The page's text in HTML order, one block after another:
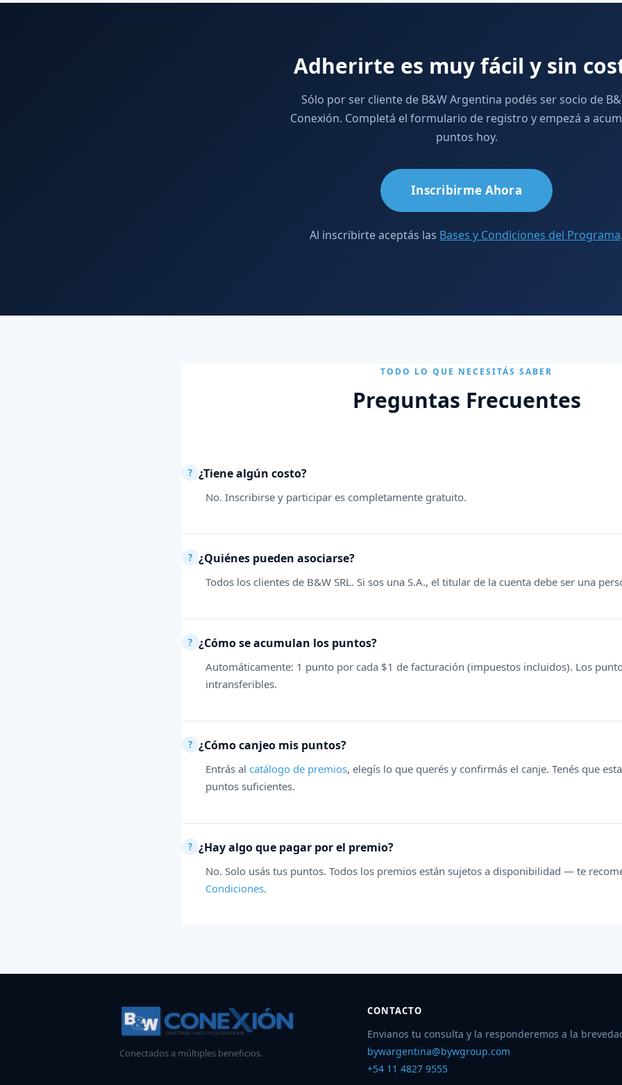
Adherirte es muy fácil y sin
Sólo por ser cliente de B&W Argentina podés ser socio de
Conexión. Completá el formulario de registro y empezá a
puntos hoy.
Inscribirme Ahora
Al inscribirte aceptás las Bases y Condiciones del Programa
TODO LO QUE NECESITÁS SABER
Preguntas Frecuentes
¿Tiene algún costo?
No. Inscribirse y participar es completamente gratuito.
¿Quiénes pueden asociarse?
Todos los clientes de B&W SRL. Si sos una S.A., el titular de la cuenta debe ser una
¿Cómo se acumulan los puntos?
Automáticamente: 1 punto por cada $1 de facturación (impuestos incluidos). Los
intransferibles.
¿Cómo canjeo mis puntos?
Entrás al catálogo de premios, elegís lo que querés y confirmás el canje. Tenés que
puntos suficientes.
¿Hay algo que pagar por el premio?
No. Solo usás tus puntos. Todos los premios están sujetos a disponibilidad — te
Condiciones.
Conectados a múltiples beneficios.
CONTACTO
Envianos tu consulta y la responderemos a la
bywargentina@bywgroup.com
+54 11 4827 9555